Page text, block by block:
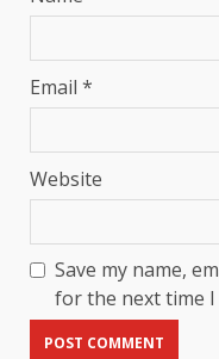
Email *
Website
Save my name,
for the next time I